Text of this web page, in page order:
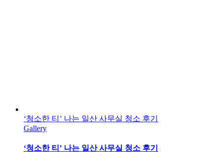
‘청소한 티’ 나는 일산 사무실 청소 후기
Gallery
‘청소한 티’ 나는 일산 사무실 청소 후기